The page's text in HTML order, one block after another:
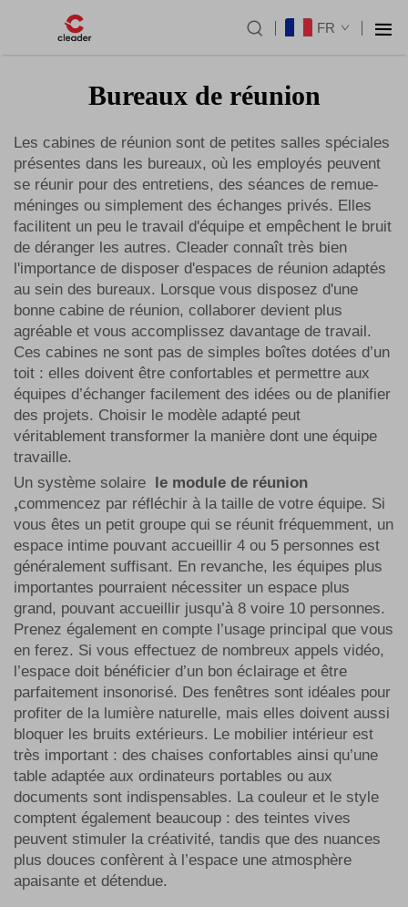
FR
Bureaux de réunion
Les cabines de réunion sont de petites salles spéciales
présentes dans les bureaux, où les employés peuvent
se réunir pour des entretiens, des séances de remue-
méninges ou simplement des échanges privés. Elles
facilitent un peu le travail d'équipe et empêchent le bruit
de déranger les autres. Cleader connaît très bien
l'importance de disposer d'espaces de réunion adaptés
au sein des bureaux. Lorsque vous disposez d'une
bonne cabine de réunion, collaborer devient plus
agréable et vous accomplissez davantage de travail.
Ces cabines ne sont pas de simples boîtes dotées d’un
toit : elles doivent être confortables et permettre aux
équipes d’échanger facilement des idées ou de planifier
des projets. Choisir le modèle adapté peut
véritablement transformer la manière dont une équipe
travaille.
Un système solaire le module de réunion
,commencez par réfléchir à la taille de votre équipe. Si
vous êtes un petit groupe qui se réunit fréquemment, un
espace intime pouvant accueillir 4 ou 5 personnes est
généralement suffisant. En revanche, les équipes plus
importantes pourraient nécessiter un espace plus
grand, pouvant accueillir jusqu’à 8 voire 10 personnes.
Prenez également en compte l’usage principal que vous
en ferez. Si vous effectuez de nombreux appels vidéo,
l’espace doit bénéficier d’un bon éclairage et être
parfaitement insonorisé. Des fenêtres sont idéales pour
profiter de la lumière naturelle, mais elles doivent aussi
bloquer les bruits extérieurs. Le mobilier intérieur est
très important : des chaises confortables ainsi qu’une
table adaptée aux ordinateurs portables ou aux
documents sont indispensables. La couleur et le style
comptent également beaucoup : des teintes vives
peuvent stimuler la créativité, tandis que des nuances
plus douces confèrent à l’espace une atmosphère
apaisante et détendue.